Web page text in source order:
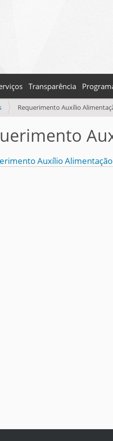
Transparência
Requerimento Auxílio
Auxílio